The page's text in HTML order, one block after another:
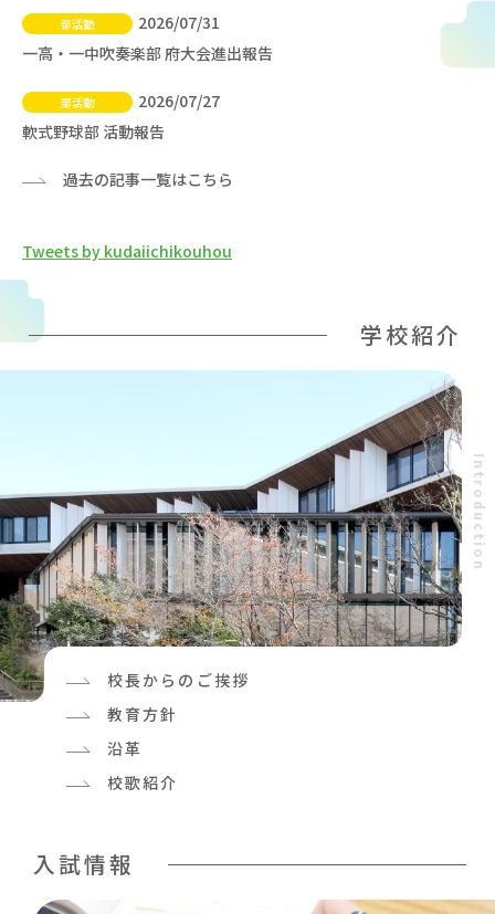
部活動
2026/07/31
一高・一中吹奏楽部 府大会進出報告
部活動
2026/07/27
軟式野球部 活動報告
過去の記事一覧はこちら
Tweets by kudaiichikouhou
学校紹介
校長からのご挨拶
教育方針
沿革
校歌紹介
I
n
t
r
o
d
u
c
t
i
o
n
入試情報